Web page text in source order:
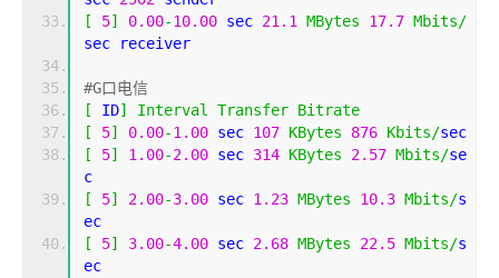
[
5] 0.00-10.00 sec 21.1 MBytes 17.7 Mbits/
sec receiver
#G口电信
[
ID] Interval Transfer Bitrate
[
5] 0.00-1.00 sec 107 KBytes 876 Kbits/
[
5] 1.00-2.00 sec 314 KBytes 2.57 Mbits/se
c
[
5] 2.00-3.00 sec 1.23 MBytes 10.3 Mbits/s
ec
[
5] 3.00-4.00 sec 2.68 MBytes 22.5 Mbits/s
ec